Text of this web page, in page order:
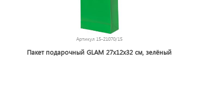
Артикул 15-21070/15
Пакет подарочный GLAM 27х12х32 см, зелёный